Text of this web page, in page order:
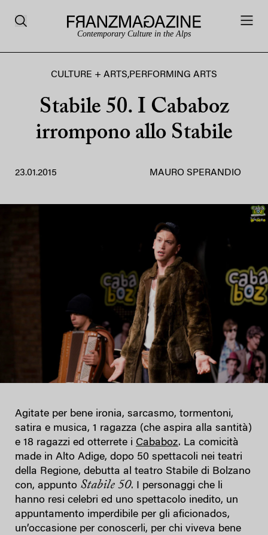
Contemporary Culture in the Alps
CULTURE + ARTS,PERFORMING ARTS
Stabile 50. I Cababoz
irrompono allo Stabile
23.01.2015 MAURO SPERANDIO
Agitate per bene ironia, sarcasmo, tormentoni,
satira e musica, 1 ragazza (che aspira alla santità)
e 18 ragazzi ed otterrete i Cababoz. La comicità
made in Alto Adige, dopo 50 spettacoli nei teatri
della Regione, debutta al teatro Stabile di Bolzano
con, appunto Stabile 50. I personaggi che li
hanno resi celebri ed uno spettacolo inedito, un
appuntamento imperdibile per gli aficionados,
un’occasione per conoscerli, per chi viveva bene